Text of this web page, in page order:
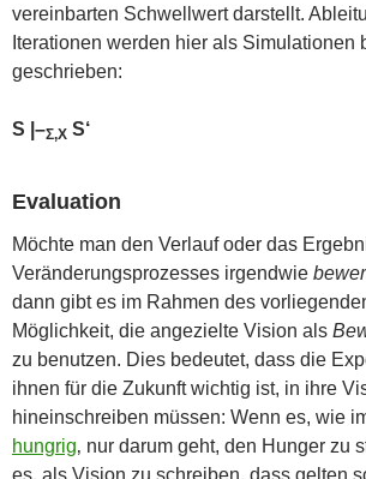
vereinbarten Schwellwert darstellt.
Iterationen werden hier als Simulationen
geschrieben:
S |–Σ,X S‘
Evaluation
Möchte man den Verlauf oder das
Veränderungsprozesses irgendwie
dann gibt es im Rahmen des
Möglichkeit, die angezielte Vision als
zu benutzen. Dies bedeutet, dass die
ihnen für die Zukunft wichtig ist, in ihre
hineinschreiben müssen: Wenn es, wie
hungrig‚ nur darum geht, den Hunger zu
es, als Vision zu schreiben, dass gelten